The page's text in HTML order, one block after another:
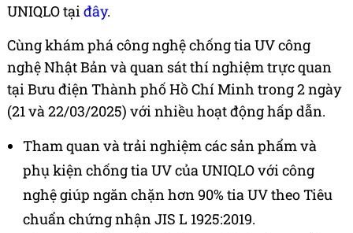
UNIQLO tạiđây.
Cùng khám phá công nghệ chống tia UV công
nghệ Nhật Bản và quan sát thí nghiệm trực quan
tại Bưu điện Thành phố Hồ Chí Minh trong 2 ngày
(21 và 22/03/2025) với nhiều hoạt động hấp dẫn.
Tham quan và trải nghiệm các sản phẩm và
phụ kiện chống tia UV của UNIQLO với công
nghệ giúp ngăn chặn hơn 90% tia UV theo Tiêu
chuẩn chứng nhận JIS L 1925:2019.